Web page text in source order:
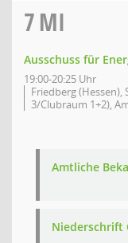
7MI
Ausschuss für
19:00-20:25 Uhr
Friedberg (Hessen),
3/Clubraum 1+2),
Amtliche
Niederschrift